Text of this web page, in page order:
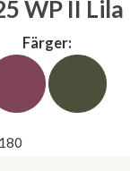
WP II Lila
Färger: